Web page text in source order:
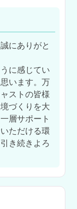
にありがと
に感じてい
います。万
ストの皆様
づくりを大
層サポート
ただける環
き続きよろ